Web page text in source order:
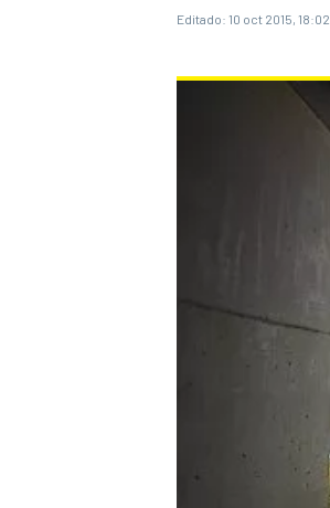
Editado: 10 oct 2015, 18:02